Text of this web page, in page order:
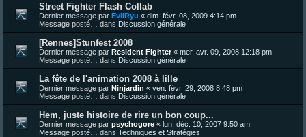
Street Fighter Flash Collab
Dernier message par EvilRyu « dim. févr. 08, 2009 4:14 pm
Message posté… dans Discussion générale
[Rennes]Stunfest 2008
Dernier message par Resident Fighter« mer. avr. 09, 2008 12:18 pm
Message posté… dans Discussion générale
La fête de l'animation 2008 à lille
Dernier message par Ninjardin « ven. févr. 29, 2008 8:48 pm
Message posté… dans Discussion générale
Hem, juste histoire de rire un bon coup...
Dernier message par psychogore « lun. déc. 10, 2007 9:50 am
Message posté… dans Techniques et Stratégies